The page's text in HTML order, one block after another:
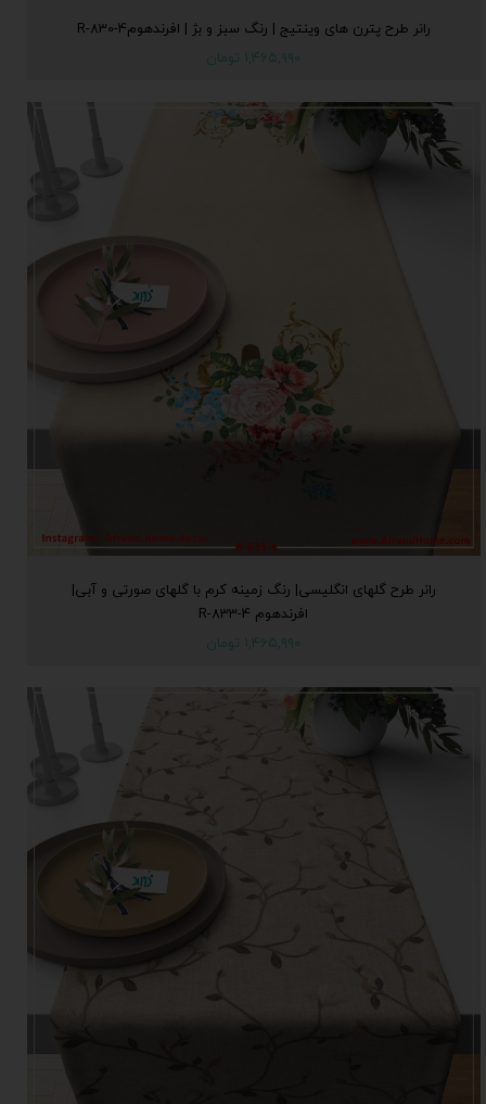
رانر طرح پترن های وینتیج | رنگ سبز و بژ | افرندهومR-830-4
۱,۴۶۵,۹۹۰ تومان
رانر طرح گلهای انگلیسی| رنگ زمینه کرم با گلهای صورتی و آبی|
افرندهوم R-833-4
۱,۴۶۵,۹۹۰ تومان